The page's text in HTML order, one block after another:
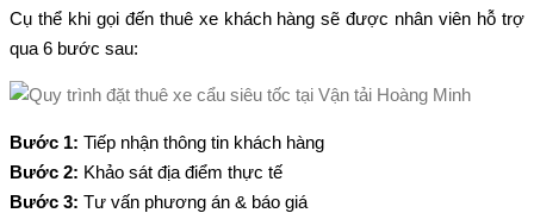
Cụ thể khi gọi đến thuê xe khách hàng sẽ được nhân viên hỗ trợ
qua 6 bước sau:
Bước 1: Tiếp nhận thông tin khách hàng
Bước 2: Khảo sát địa điểm thực tế
Bước 3: Tư vấn phương án & báo giá